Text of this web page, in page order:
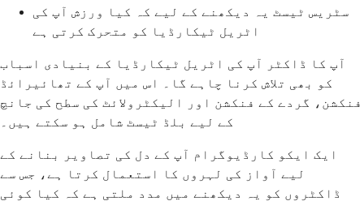
سٹریس ٹیسٹ یہ دیکھنے کے لیے کہ کیا ورزش آپ کی
اٹریل ٹیکارڈیا کو متحرک کرتی ہے
آپ کا ڈاکٹر آپ کی اٹریل ٹیکارڈیا کے بنیادی اسباب
کو بھی تلاش کرنا چاہے گا۔ اس میں آپ کے تھائیرائڈ
فنکشن، گردے کے فنکشن اور الیکٹرولائٹ کی سطح کی جانچ
کے لیے بلڈ ٹیسٹ شامل ہو سکتے ہیں۔
ایک ایکو کارڈیوگرام آپ کے دل کی تصاویر بنانے کے
لیے آواز کی لہروں کا استعمال کرتا ہے، جس سے
ڈاکٹروں کو یہ دیکھنے میں مدد ملتی ہے کہ کیا کوئی